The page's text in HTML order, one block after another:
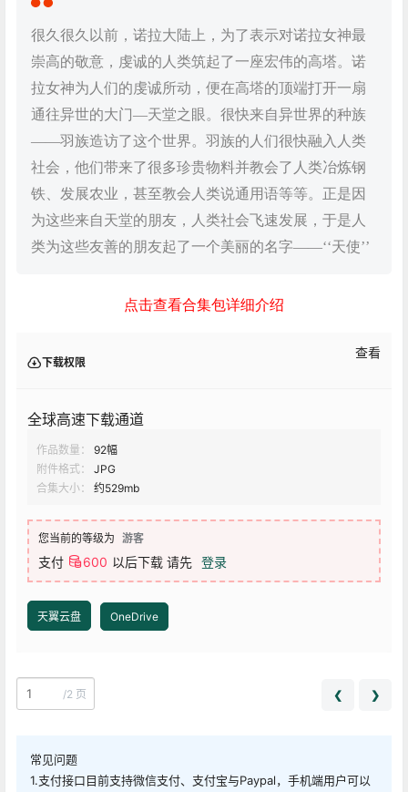
很久很久以前，诺拉大陆上，为了表示对诺拉女神最
崇高的敬意，虔诚的人类筑起了一座宏伟的高塔。诺
拉女神为人们的虔诚所动，便在高塔的顶端打开一扇
通往异世的大门—天堂之眼。很快来自异世界的种族
——羽族造访了这个世界。羽族的人们很快融入人类
社会，他们带来了很多珍贵物料并教会了人类冶炼钢
铁、发展农业，甚至教会人类说通用语等等。正是因
为这些来自天堂的朋友，人类社会飞速发展，于是人
类为这些友善的朋友起了一个美丽的名字——‘‘天使’’
点击查看合集包详细介绍
下载权限
查看
全球高速下载通道
作品数量：
92幅
附件格式：
JPG
合集大小：
约529mb
您当前的等级为 游客
支付 600 以后下载 请先 登录
天翼云盘 OneDrive
/2 页 ❮ ❯
常见问题
1.支付接口目前支持微信支付、支付宝与Paypal，手机端用户可以